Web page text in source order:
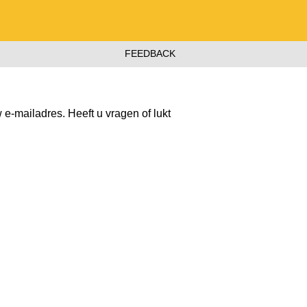
FEEDBACK
mailadres. Heeft u vragen of lukt